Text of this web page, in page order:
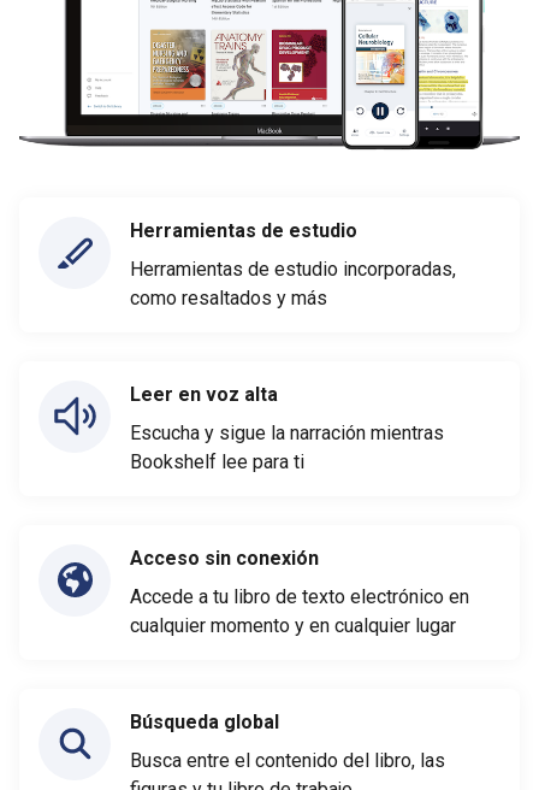
Herramientas de estudio
Herramientas de estudio incorporadas,
como resaltados y más
Leer en voz alta
Escucha y sigue la narración mientras
Bookshelf lee para ti
Acceso sin conexión
Accede a tu libro de texto electrónico en
cualquier momento y en cualquier lugar
Búsqueda global
Busca entre el contenido del libro, las